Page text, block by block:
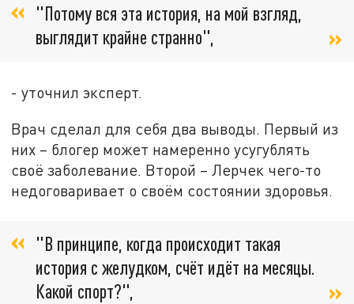
"Потому вся эта история, на мой взгляд,
выглядит крайне странно",
- уточнил эксперт.
Врач сделал для себя два выводы. Первый из
них – блогер может намеренно усугублять
своё заболевание. Второй – Лерчек чего-то
недоговаривает о своём состоянии здоровья.
"В принципе, когда происходит такая
история с желудком, счёт идёт на месяцы.
Какой спорт?",